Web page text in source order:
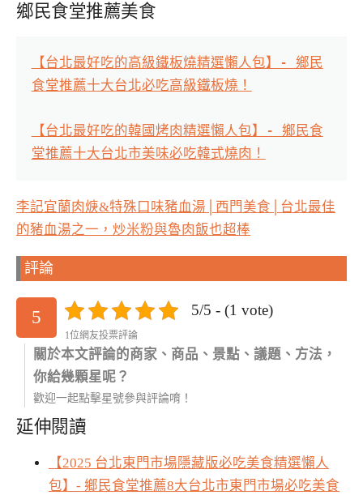
鄉民食堂推薦美食
【台北最好吃的高級鐵板燒精選懶人包】- 鄉民
食堂推薦十大台北必吃高級鐵板燒！
【台北最好吃的韓國烤肉精選懶人包】- 鄉民食
堂推薦十大台北市美味必吃韓式燒肉！
李記宜蘭肉焿&特殊口味豬血湯│西門美食│台北最佳
的豬血湯之一，炒米粉與魯肉飯也超棒
評論
5 5/5 - (1 vote)
1位網友投票評論
關於本文評論的商家、商品、景點、議題、方法，
你給幾顆星呢？
歡迎一起點擊星號參與評論唷！
延伸閱讀
【2025 台北東門市場隱藏版必吃美食精選懶人
包】- 鄉民食堂推薦8大台北市東門市場必吃美食